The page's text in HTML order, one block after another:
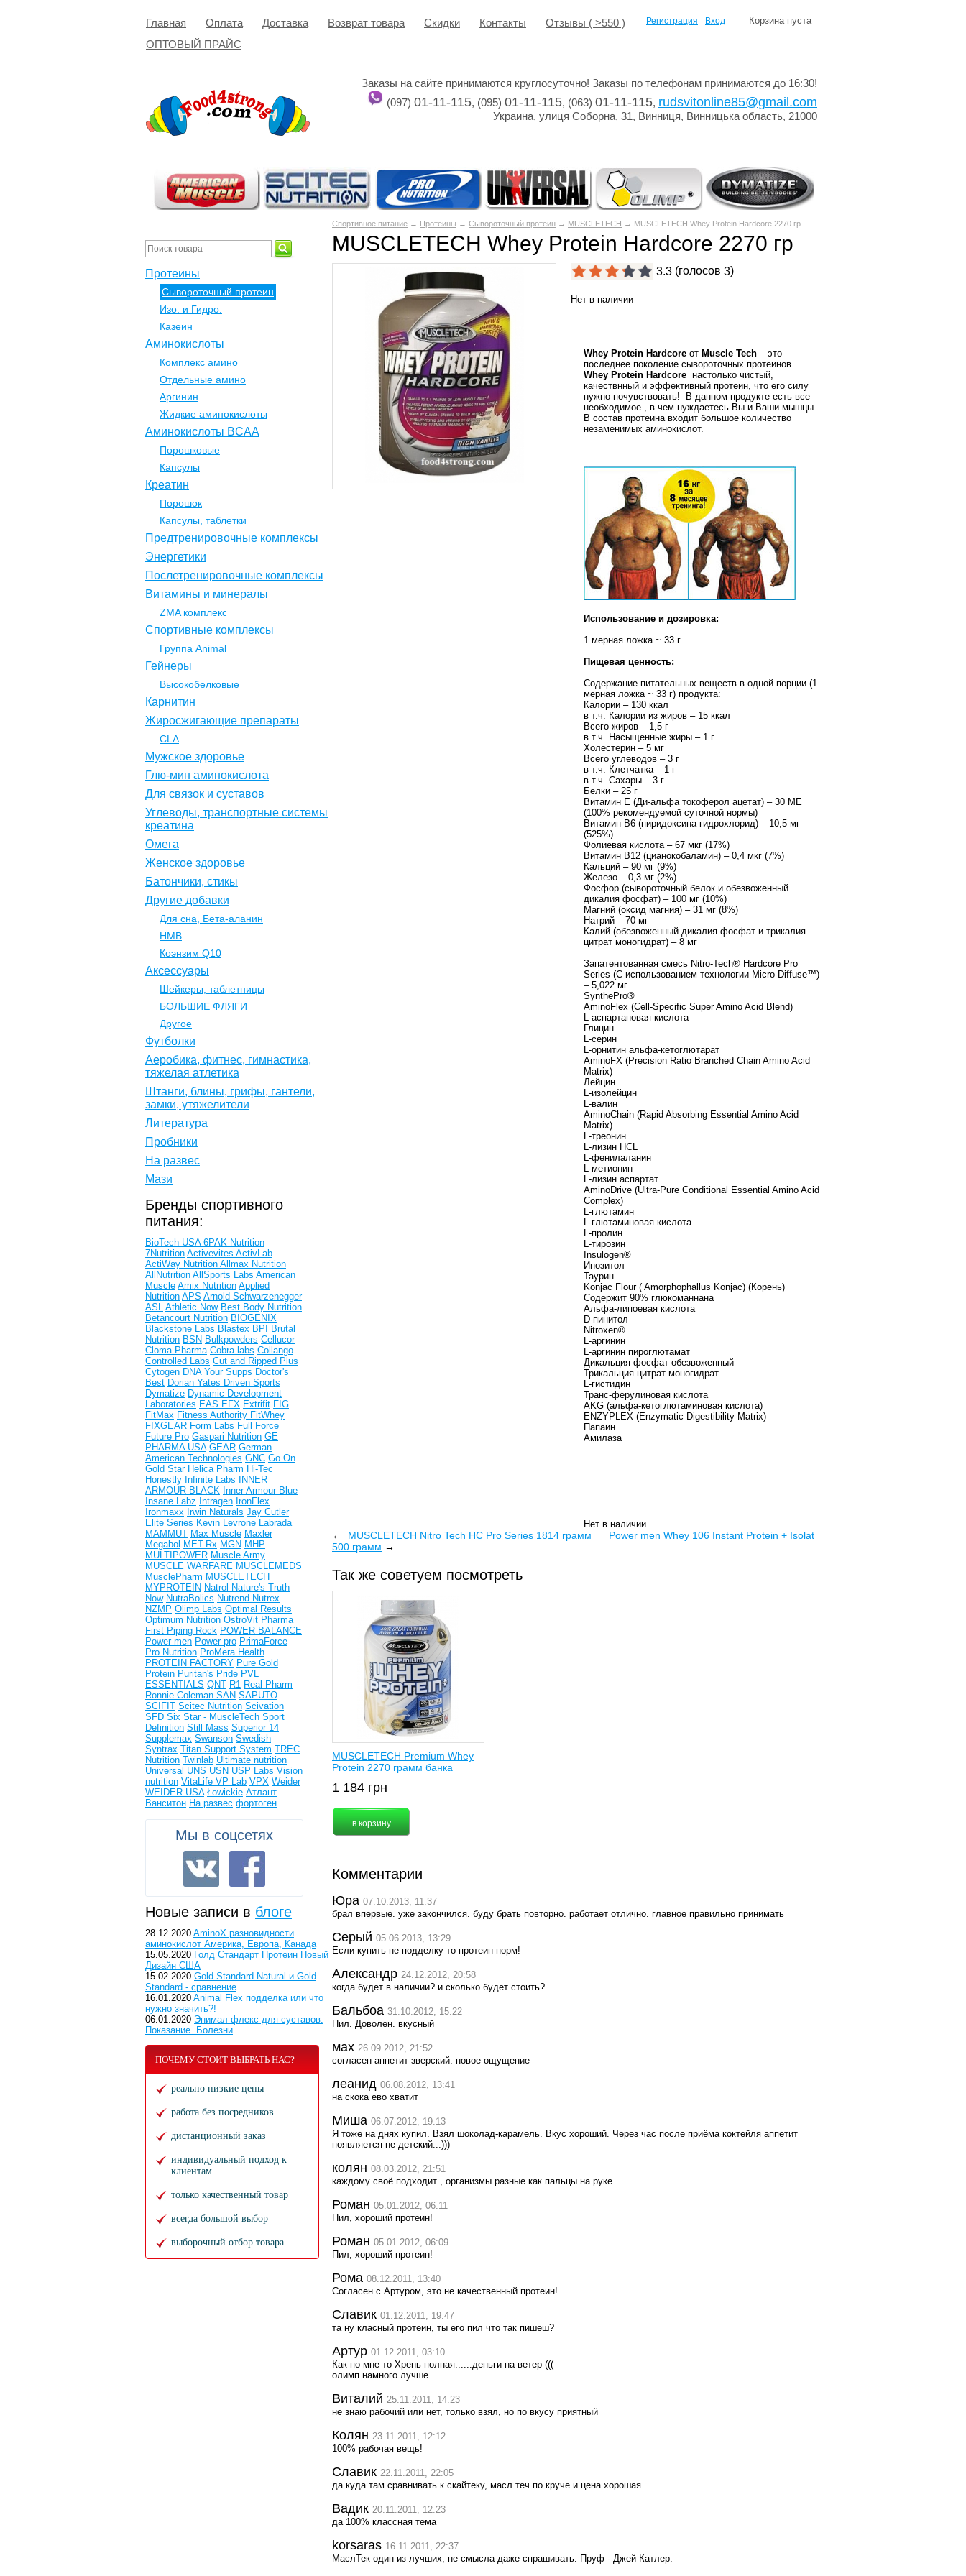
Главная Оплата Доставка Возврат товара Cкидки Контакты
Отзывы ( >550 )
ОПТОВЫЙ ПРАЙС
Корзина пуста
Регистрация Вход
Заказы на сайте принимаются круглосуточно! Заказы по телефонам принимаются до 16:30!
(097) 01-11-115, (095) 01-11-115, (063) 01-11-115, rudsvitonline85@gmail.com
Украина, улиця Соборна, 31, Винниця, Винницька область, 21000
Спортивное питание → Протеины → Сывороточный протеин → MUSCLETECH → MUSCLETECH Whey Protein Hardcore 2270 гр
MUSCLETECH Whey Protein Hardcore 2270 гр
3.3 (голосов 3)
Нет в наличии
Whey Protein Hardcore от Muscle Tech – это
последнее поколение сывороточных протеинов.
Whey Protein Hardcore настолько чистый,
качествнный и эффективный протеин, что его силу
нужно почувствовать!
В данном продукте есть все
необходимое , в чем нуждаетесь Вы и Ваши мышцы.
В состав протеина входит большое количество
незаменимых аминокислот.
Использование и дозировка:
1 мерная ложка ~ 33 г
Пищевая ценность:
Содержание питательных веществ в одной порции (1
мерная ложка ~ 33 г) продукта:
Калории – 130 ккал
в т.ч. Калории из жиров – 15 ккал
Всего жиров – 1,5 г
в т.ч. Насыщенные жиры – 1 г
Холестерин – 5 мг
Всего углеводов – 3 г
в т.ч. Клетчатка – 1 г
в т.ч. Сахары – 3 г
Белки – 25 г
Витамин E (Ди-альфа токоферол ацетат) – 30 МЕ
(100% рекомендуемой суточной нормы)
Витамин B6 (пиридоксина гидрохлорид) – 10,5 мг
(525%)
Фолиевая кислота – 67 мкг (17%)
Витамин B12 (цианокобаламин) – 0,4 мкг (7%)
Кальций – 90 мг (9%)
Железо – 0,3 мг (2%)
Фосфор (сывороточный белок и обезвоженный
дикалия фосфат) – 100 мг (10%)
Магний (оксид магния) – 31 мг (8%)
Натрий – 70 мг
Калий (обезвоженный дикалия фосфат и трикалия
цитрат моногидрат) – 8 мг
Запатентованная смесь Nitro-Tech® Hardcore Pro
Series (С использованием технологии Micro-Diffuse™)
– 5,022 мг
SynthePro®
AminoFlex (Cell-Specific Super Amino Acid Blend)
L-аспартановая кислота
Глицин
L-серин
L-орнитин альфа-кетоглютарат
AminoFX (Precision Ratio Branched Chain Amino Acid
Matrix)
Лейцин
L-изолейцин
L-валин
AminoChain (Rapid Absorbing Essential Amino Acid
Matrix)
L-треонин
L-лизин HCL
L-фенилаланин
L-метионин
L-лизин аспартат
AminoDrive (Ultra-Pure Conditional Essential Amino Acid
Complex)
L-глютамин
L-глютаминовая кислота
L-пролин
L-тирозин
Insulogen®
Инозитол
Таурин
Konjac Flour ( Amorphophallus Konjac) (Корень)
Содержит 90% глюкоманнана
Альфа-липоевая кислота
D-пинитол
Nitroxen®
L-аргинин
L-аргинин пироглютамат
Дикальция фосфат обезвоженный
Трикальция цитрат моногидрат
L-гистидин
Транс-ферулиновая кислота
AKG (альфа-кетоглютаминовая кислота)
ENZYPLEX (Enzymatic Digestibility Matrix)
Папаин
Амилаза
Нет в наличии
← MUSCLETECH Nitro Tech HC Pro Series 1814 грамм
Power men Whey 106 Instant Protein + Isolat
500 грамм →
Так же советуем посмотреть
MUSCLETECH Premium Whey
Protein 2270 грамм банка
1 184 грн
Комментарии
Юра 07.10.2013, 11:37
брал впервые. уже закончился. буду брать повторно. работает отлично. главное правильно принимать
Серый 05.06.2013, 13:29
Если купить не подделку то протеин норм!
Александр 24.12.2012, 20:58
когда будет в наличии? и сколько будет стоить?
Бальбоа 31.10.2012, 15:22
Пил. Доволен. вкусный
мах 26.09.2012, 21:52
согласен аппетит зверский. новое ощущение
леанид 06.08.2012, 13:41
на скока ево хватит
Миша 06.07.2012, 19:13
Я тоже на днях купил. Взял шоколад-карамель. Вкус хороший. Через час после приёма коктейля аппетит
появляется не детский...)))
колян 08.03.2012, 21:51
каждому своё подходит , организмы разные как пальцы на руке
Роман 05.01.2012, 06:11
Пил, хороший протеин!
Роман 05.01.2012, 06:09
Пил, хороший протеин!
Рома 08.12.2011, 13:40
Согласен с Артуром, это не качественный протеин!
Славик 01.12.2011, 19:47
та ну класный протеин, ты его пил что так пишеш?
Артур 01.12.2011, 03:10
Как по мне то Хрень полная......деньги на ветер (((
олимп намного лучше
Виталий 25.11.2011, 14:23
не знаю рабочий или нет, только взял, но по вкусу приятный
Колян 23.11.2011, 12:12
100% рабочая вещь!
Славик 22.11.2011, 22:05
да куда там сравнивать к скайтеку, масл теч по круче и цена хорошая
Вадик 20.11.2011, 12:23
да 100% классная тема
korsaras 16.11.2011, 22:37
МаслТек один из лучших, не смысла даже спрашивать. Пруф - Джей Катлер.
Протеины
Сывороточный протеин
Изо. и Гидро.
Казеин
Аминокислоты
Комплекс амино
Отдельные амино
Аргинин
Жидкие аминокислоты
Аминокислоты BCAA
Порошковые
Капсулы
Креатин
Порошок
Капсулы, таблетки
Предтренировочные комплексы
Энергетики
Послетренировочные комплексы
Витамины и минералы
ZMA комплекс
Спортивные комплексы
Группа Animal
Гейнеры
Высокобелковые
Карнитин
Жиросжигающие препараты
CLA
Мужское здоровье
Глю-мин аминокислота
Для связок и суставов
Углеводы, транспортные системы
креатина
Омега
Женское здоровье
Батончики, стикы
Другие добавки
Для сна, Бета-аланин
НМВ
Коэнзим Q10
Аксессуары
Шейкеры, таблетницы
БОЛЬШИЕ ФЛЯГИ
Другое
Футболки
Аеробика, фитнес, гимнастика,
тяжелая атлетика
Штанги, блины, грифы, гантели,
замки, утяжелители
Литература
Пробники
На развес
Мази
Бренды спортивного
питания:
BioTech USA 6PAK Nutrition
7Nutrition Activevites ActivLab
ActiWay Nutrition Allmax Nutrition
AllNutrition AllSports Labs American
Muscle Amix Nutrition Applied
Nutrition APS Arnold Schwarzenegger
ASL Athletic Now Best Body Nutrition
Betancourt Nutrition BIOGENIX
Blackstone Labs Blastex BPI
Brutal
Nutrition BSN Bulkpowders Cellucor
Cloma Pharma Cobra labs Collango
Controlled Labs Cut and Ripped Plus
Cytogen DNA Your Supps Doctor's
Best Dorian Yates Driven Sports
Dymatize Dynamic Development
Laboratories EAS EFX Extrifit FIG
FitMax Fitness Authority FitWhey
FIXGEAR Form Labs Full Force
Future Pro Gaspari Nutrition GE
PHARMA USA GEAR German
American Technologies GNC Go On
Gold Star Helica Pharm Hi-Tec
Honestly Infinite Labs
INNER
ARMOUR BLACK Inner Armour Blue
Insane Labz Intragen IronFlex
Ironmaxx Irwin Naturals Jay Cutler
Elite Series Kevin Levrone Labrada
MAMMUT Max Muscle Maxler
Megabol MET-Rx MGN MHP
MULTIPOWER Muscle Army
MUSCLE WARFARE MUSCLEMEDS
MusclePharm MUSCLETECH
MYPROTEIN Natrol Nature's Truth
Now NutraBolics Nutrend Nutrex
NZMP Olimp Labs Optimal Results
Optimum Nutrition OstroVit Pharma
First Piping Rock POWER BALANCE
Power men Power pro PrimaForce
Pro Nutrition ProMera Health
PROTEIN FACTORY Pure Gold
Protein Puritan's Pride PVL
ESSENTIALS QNT R1 Real Pharm
Ronnie Coleman SAN SAPUTO
SCIFIT Scitec Nutrition Scivation
SFD Six Star - MuscleTech Sport
Definition Still Mass Superior 14
Supplemax Swanson Swedish
Syntrax Titan Support System TREC
Nutrition Twinlab Ultimate nutrition
Universal UNS USN USP Labs Vision
nutrition VitaLife VP Lab VPX Weider
WEIDER USA Łowickie Атлант
Ванситон На развес фортоген
Мы в соцсетях
Новые записи в блоге
28.12.2020 AminoX разновидности
аминокислот Америка, Европа, Канада
15.05.2020 Голд Стандарт Протеин Новый
Дизайн США
15.02.2020 Gold Standard Natural и Gold
Standard - сравнение
16.01.2020 Animal Flex подделка или что
нужно значить?!
06.01.2020 Энимал флекс для суставов.
Показание. Болезни
ПОЧЕМУ СТОИТ ВЫБРАТЬ НАС?
реально низкие цены
работа без посредников
дистанционный заказ
индивидуальный подход к
клиентам
только качественный товар
всегда большой выбор
выборочный отбор товара